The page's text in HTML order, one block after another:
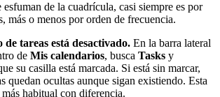
esfuman de la cuadrícula, casi siempre es por
más o menos por orden de frecuencia.
tareas está desactivado. En la barra lateral
de Mis calendarios, busca Tasks y
su casilla está marcada. Si está sin marcar,
quedan ocultas aunque sigan existiendo. Esta
habitual con diferencia.